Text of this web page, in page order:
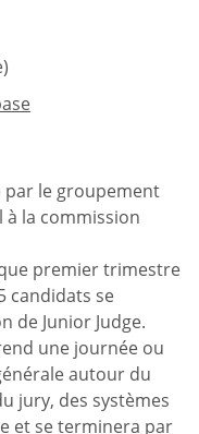
par le groupement
à la commission
premier trimestre
candidats se
de Junior Judge.
une journée ou
autour du
jury, des systèmes
et se terminera par